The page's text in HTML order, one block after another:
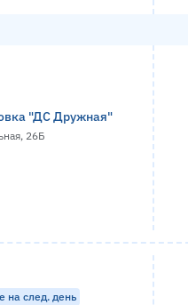
"ДС Дружная"
26Б
на след. день